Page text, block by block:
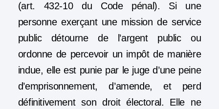
(art. 432-10 du Code pénal). Si une
personne exerçant une mission de service
public détourne de l’argent public ou
ordonne de percevoir un impôt de manière
indue, elle est punie par le juge d’une peine
d’emprisonnement, d’amende, et perd
définitivement son droit électoral. Elle ne